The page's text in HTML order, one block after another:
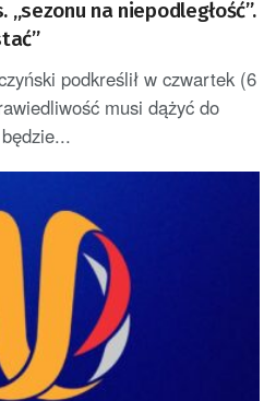
„sezonu na niepodległość”.
podkreślił w czwartek (6
musi dążyć do